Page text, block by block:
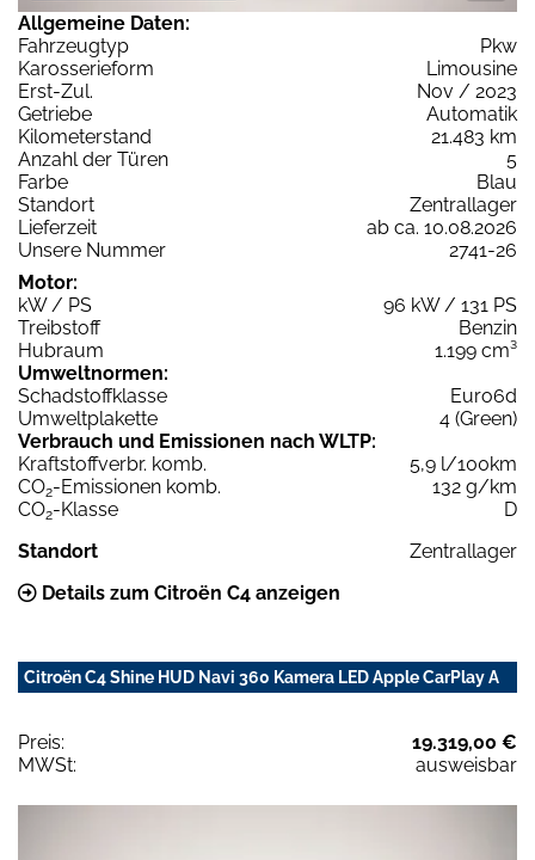
Allgemeine Daten:
Fahrzeugtyp
Pkw
Karosserieform
Limousine
Erst-Zul.
Nov / 2023
Getriebe
Automatik
Kilometerstand
21.483 km
Anzahl der Türen
5
Farbe
Blau
Standort
Zentrallager
Lieferzeit
ab ca. 10.08.2026
Unsere Nummer
2741-26
Motor:
kW / PS
96 kW / 131 PS
Treibstoff
Benzin
Hubraum
1.199 cm³
Umweltnormen:
Schadstoffklasse
Euro6d
Umweltplakette
4 (Green)
Verbrauch und Emissionen nach WLTP:
Kraftstoffverbr. komb.
5,9 l/100km
CO2-Emissionen komb.
132 g/km
CO2-Klasse
D
Standort
Zentrallager
Details zum Citroën C4 anzeigen
Citroën C4 Shine HUD Navi 360 Kamera LED Apple CarPlay A
Preis:
19.319,00 €
MWSt:
ausweisbar